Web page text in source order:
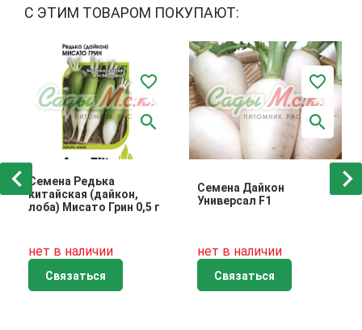
С ЭТИМ ТОВАРОМ ПОКУПАЮТ:
Семена Редька
китайская (дайкон,
лоба) Мисато Грин 0,5 г
нет в наличии
Связаться
Семена Дайкон
Универсал F1
нет в наличии
Связаться